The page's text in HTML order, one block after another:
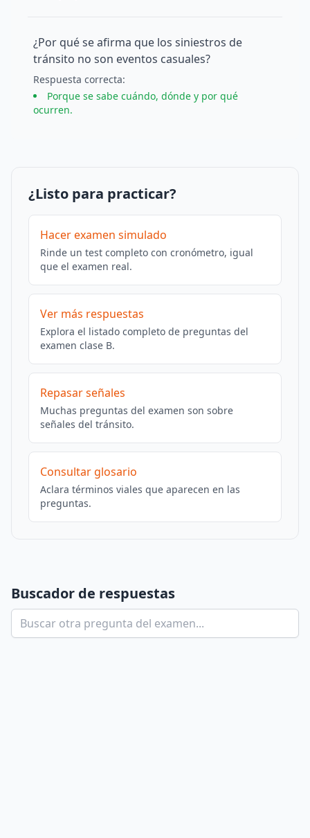
¿Por qué se afirma que los siniestros de
tránsito no son eventos casuales?
Respuesta correcta:
Porque se sabe cuándo, dónde y por qué
ocurren.
¿Listo para practicar?
Hacer examen simulado
Rinde un test completo con cronómetro, igual
que el examen real.
Ver más respuestas
Explora el listado completo de preguntas del
examen clase B.
Repasar señales
Muchas preguntas del examen son sobre
señales del tránsito.
Consultar glosario
Aclara términos viales que aparecen en las
preguntas.
Buscador de respuestas